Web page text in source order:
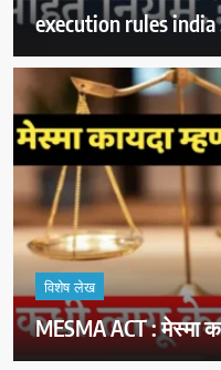
execution rules india
विशेष लेख
MESMA ACT : मेस्मा